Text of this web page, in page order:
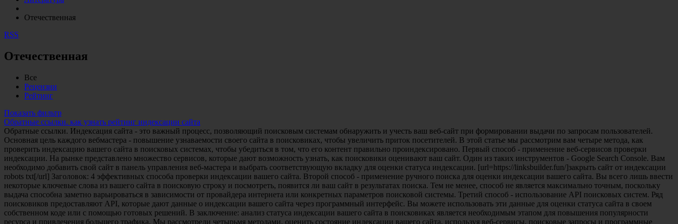
Отечественная
RSS
Отечественная
Все
Рецензии
Рейтинг
Показать фильтр
Обратные ссылки. как узнать рейтинг индексации сайта
Обратные ссылки. Индексация сайта - это важный процесс, позволяющий поисковым системам обнаружить и учесть ваш веб-сайт при формировании выдачи по запросам пользователей.
Основная цель каждого вебмастера - повышение узнаваемости своего сайта в поисковиках, чтобы увеличить приток посетителей. В этой статье мы рассмотрим вам четыре метода, как
проверить индексацию вашего сайта в поисковых системах, чтобы убедиться в том, что его контент правильно проиндексировано. Первый способ - применение веб-сервисов проверки
индексации. На рынке представлено множество сервисов, которые дают возможность узнать, как поисковики оценивают ваш сайт. Один из таких инструментов - Google Search Console. Вам
необходимо добавить свой сайт в панель управления веб-мастера и выбрать соответствующую вкладку для оценки статуса индексации. [url=https://linksbuilder.fun/]закрыть сайт от индексации
robots txt[/url] Заголовок: 4 эффективных способа проверки индексации вашего сайта. Второй способ - применение ручного поиска для оценки индексации вашего сайта. Вы всего лишь ввести
некоторые ключевые слова из вашего сайта в поисковую строку и посмотреть, появится ли ваш сайт в результатах поиска. Тем не менее, способ не является максимально точным, поскольку
выдача способна заметно варьироваться в зависимости от провайдера интернета или конкретных параметров поисковой системы. Третий способ - использование API поисковых систем. Ряд
поисковиков предоставляют API, которые дают данные о индексации вашего сайта через программный интерфейс. Вы можете использовать эти данные для оценки статуса сайта в своем
собственном коде или с помощью готовых решений. В заключение: анализ статуса индексации вашего сайта в поисковиках является необходимым этапом для повышения популярности
ресурса и привлечения большего трафика. Мы рассмотрели четырьмя методами, оценить состояние индексации вашего сайта, используя веб-сервисы, поисковые запросы и программные